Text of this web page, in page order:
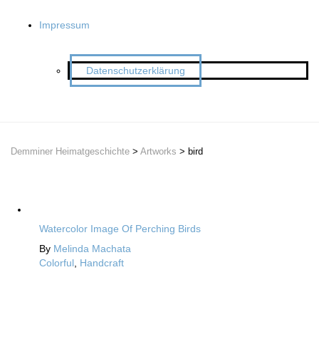
Impressum
Datenschutzerklärung
Demminer Heimatgeschichte > Artworks > bird
Watercolor Image Of Perching Birds
By Melinda Machata
Colorful Handcraft